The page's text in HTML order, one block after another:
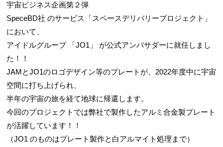
宇宙ビジネス企画第２弾
SpeceBD社 のサービス「スペースデリバリープロジェクト」
において、
アイドルグループ 「JO1」 が公式アンバサダーに就任しまし
た！！
JAMとJO1のロゴデザイン等のプレートが、2022年度中に宇宙
空間に打ち上げられ、
半年の宇宙の旅を経て地球に帰還します。
今回のプロジェクトでは弊社で製作したアルミ合金製プレート
が活躍しています！！
（JO1 のものはプレート製作と白アルマイト処理まで）